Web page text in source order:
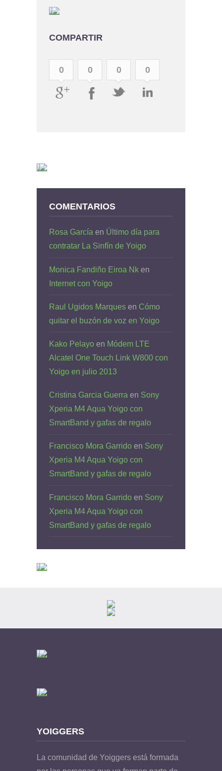
COMPARTIR
0 0 0 0
COMENTARIOS
Rosa García en Último día para
contratar La Sinfín de Yoigo
Monica Fandiño Eiroa Nk en
Internet con Yoigo
Raul Ugidos Marques en Cómo
quitar el buzón de voz en Yoigo
Kako Pelayo en Módem LTE
Alcatel One Touch Link W800 con
Yoigo en julio 2013
Cristina Garcia Guerra en Sony
Xperia M4 Aqua Yoigo con
SmartBand y gafas de regalo
Francisco Mora Garrido en Sony
Xperia M4 Aqua Yoigo con
SmartBand y gafas de regalo
Francisco Mora Garrido en Sony
Xperia M4 Aqua Yoigo con
SmartBand y gafas de regalo
YOIGGERS
La comunidad de Yoiggers está formada